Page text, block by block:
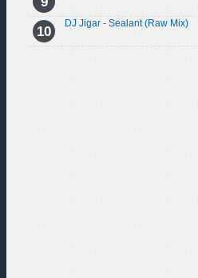
DJ Jigar - Sealant (Raw Mix)